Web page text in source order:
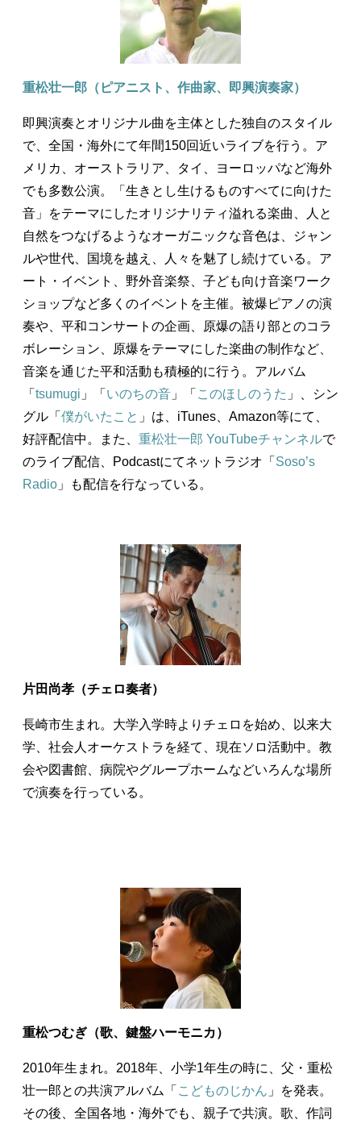
重松壮一郎（ピアニスト、作曲家、即興演奏家）
即興演奏とオリジナル曲を主体とした独自のスタイル
で、全国・海外にて年間150回近いライブを行う。ア
メリカ、オーストラリア、タイ、ヨーロッパなど海外
でも多数公演。「生きとし生けるものすべてに向けた
音」をテーマにしたオリジナリティ溢れる楽曲、人と
自然をつなげるようなオーガニックな音色は、ジャン
ルや世代、国境を越え、人々を魅了し続けている。ア
ート・イベント、野外音楽祭、子ども向け音楽ワーク
ショップなど多くのイベントを主催。被爆ピアノの演
奏や、平和コンサートの企画、原爆の語り部とのコラ
ボレーション、原爆をテーマにした楽曲の制作など、
音楽を通じた平和活動も積極的に行う。アルバム
「 tsumugi 」「 いのちの音 」「 このほしのうた 」、シン
グル「 僕がいたこと 」は、iTunes、Amazon等にて、
好評配信中。また、 重松壮一郎 YouTubeチャンネルで
のライブ配信、Podcastにてネットラジオ「 Soso’s
Radio 」も配信を行なっている。
片田尚孝（チェロ奏者）
長崎市生まれ。大学入学時よりチェロを始め、以来大
学、社会人オーケストラを経て、現在ソロ活動中。教
会や図書館、病院やグループホームなどいろんな場所
で演奏を行っている。
重松つむぎ（歌、鍵盤ハーモニカ）
2010年生まれ。2018年、小学1年生の時に、父・重松
壮一郎との共演アルバム「 こどものじかん 」を発表。
その後、全国各地・海外でも、親子で共演。歌、作詞